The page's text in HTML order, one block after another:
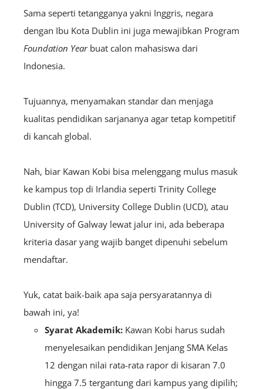
Sama seperti tetangganya yakni Inggris, negara
dengan Ibu Kota Dublin ini juga mewajibkan Program
Foundation Yearbuat calon mahasiswa dari
Indonesia.
Tujuannya, menyamakan standar dan menjaga
kualitas pendidikan sarjananya agar tetap kompetitif
di kancah global.
Nah, biar Kawan Kobi bisa melenggang mulus masuk
ke kampus top di Irlandia seperti Trinity College
Dublin (TCD), University College Dublin (UCD), atau
University of Galway lewat jalur ini, ada beberapa
kriteria dasar yang wajib banget dipenuhi sebelum
mendaftar.
Yuk, catat baik-baik apa saja persyaratannya di
bawah ini, ya!
Syarat Akademik: Kawan Kobi harus sudah
menyelesaikan pendidikan Jenjang SMA Kelas
12 dengan nilai rata-rata rapor di kisaran 7.0
hingga 7.5 tergantung dari kampus yang dipilih;